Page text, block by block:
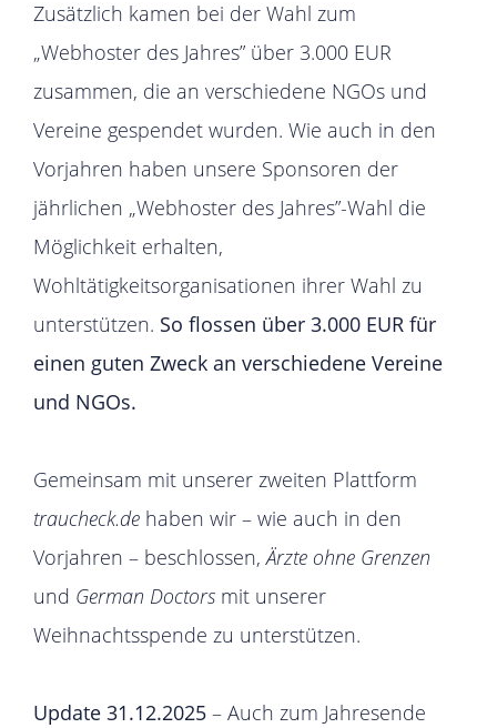
Zusätzlich kamen bei der Wahl zum
„Webhoster des Jahres” über 3.000 EUR
zusammen, die an verschiedene NGOs und
Vereine gespendet wurden. Wie auch in den
Vorjahren haben unsere Sponsoren der
jährlichen „Webhoster des Jahres”-Wahl die
Möglichkeit erhalten,
Wohltätigkeitsorganisationen ihrer Wahl zu
unterstützen. So flossen über 3.000 EUR für
einen guten Zweck an verschiedene Vereine
und NGOs.
Gemeinsam mit unserer zweiten Plattform
traucheck.de haben wir – wie auch in den
Vorjahren – beschlossen,Ärzte ohne Grenzen
und German Doctors mit unserer
Weihnachtsspende zu unterstützen.
Update 31.12.2025 – Auch zum Jahresende